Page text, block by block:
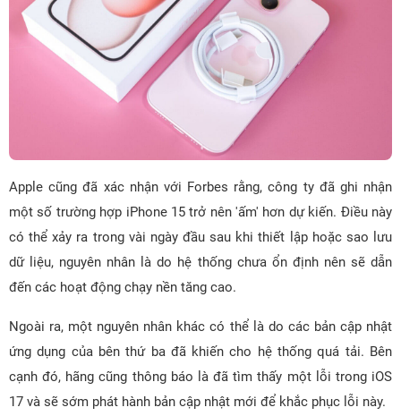
Apple cũng đã xác nhận với Forbes rằng, công ty đã ghi nhận
một số trường hợp iPhone 15 trở nên 'ấm' hơn dự kiến. Điều này
có thể xảy ra trong vài ngày đầu sau khi thiết lập hoặc sao lưu
dữ liệu, nguyên nhân là do hệ thống chưa ổn định nên sẽ dẫn
đến các hoạt động chạy nền tăng cao.
Ngoài ra, một nguyên nhân khác có thể là do các bản cập nhật
ứng dụng của bên thứ ba đã khiến cho hệ thống quá tải. Bên
cạnh đó, hãng cũng thông báo là đã tìm thấy một lỗi trong iOS
17 và sẽ sớm phát hành bản cập nhật mới để khắc phục lỗi này.